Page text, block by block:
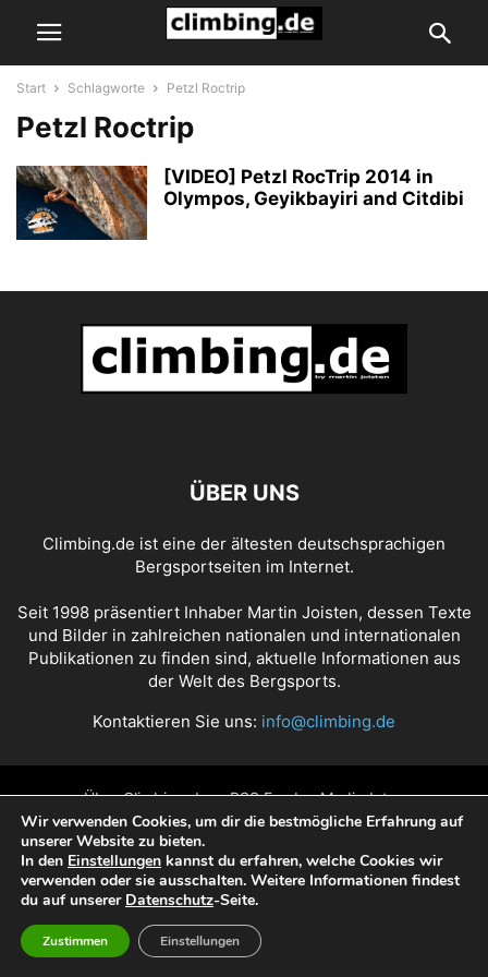
Start Schlagworte Petzl Roctrip
Petzl Roctrip
[VIDEO] Petzl RocTrip 2014 in
Olympos, Geyikbayiri and Citdibi
ÜBER UNS
Climbing.de ist eine der ältesten deutschsprachigen
Bergsportseiten im Internet.
Seit 1998 präsentiert Inhaber Martin Joisten, dessen Texte
und Bilder in zahlreichen nationalen und internationalen
Publikationen zu finden sind, aktuelle Informationen aus
der Welt des Bergsports.
Kontaktieren Sie uns: info@climbing.de
Über Climbing.de RSS Feed Mediadaten
Nutzungsbedingungen
© Copyright 1998 - 2022 Climbing.de by Martin Joisten
Wir verwenden Cookies, um dir die bestmögliche Erfahrung auf
unserer Website zu bieten.
In den Einstellungen kannst du erfahren, welche Cookies wir
verwenden oder sie ausschalten. Weitere Informationen findest
du auf unserer Datenschutz-Seite.
Zustimmen Einstellungen